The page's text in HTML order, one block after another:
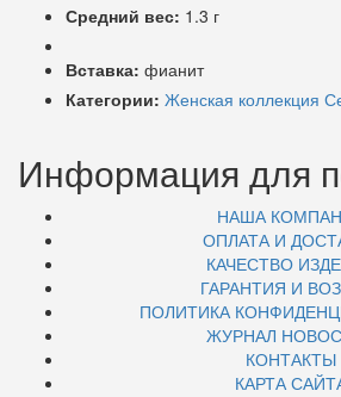
Средний вес: 1.3 г
Вставка: фианит
Категории: Женская коллекция
Информация для
НАША
ОПЛАТА И
КАЧЕСТВО
ГАРАНТИЯ И
ПОЛИТИКА
ЖУРНАЛ
КОНТАКТЫ
КАРТА